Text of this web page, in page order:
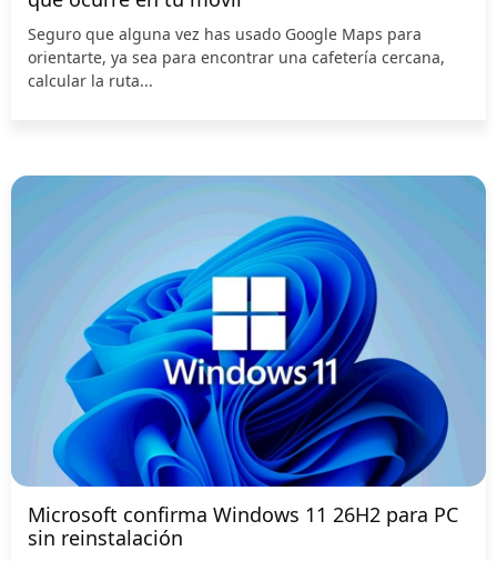
Seguro que alguna vez has usado Google Maps para
orientarte, ya sea para encontrar una cafetería cercana,
calcular la ruta...
Microsoft confirma Windows 11 26H2 para PC
sin reinstalación